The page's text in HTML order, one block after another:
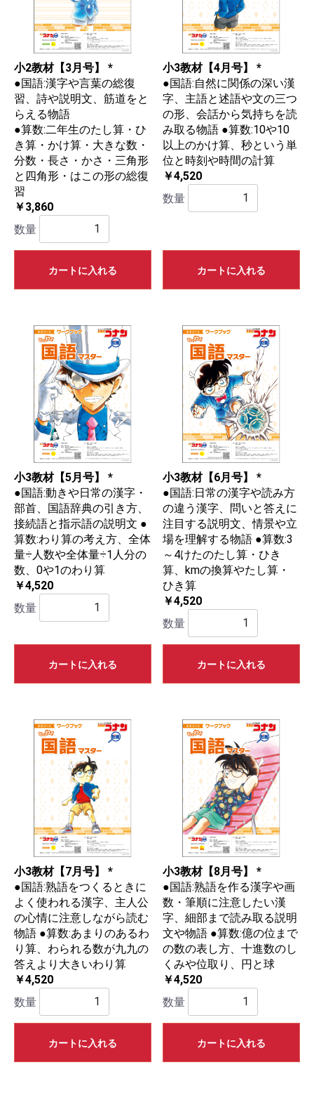
小2教材【3月号】 *
●国語:漢字や言葉の総復
習、詩や説明文、筋道をと
らえる物語
●算数:二年生のたし算・ひ
き算・かけ算・大きな数・
分数・長さ・かさ・三角形
と四角形・はこの形の総復
習
￥3,860
数量
カートに入れる
小3教材【4月号】 *
●国語:自然に関係の深い漢
字、主語と述語や文の三つ
の形、会話から気持ちを読
み取る物語 ●算数:10や10
以上のかけ算、秒という単
位と時刻や時間の計算
￥4,520
数量
カートに入れる
小3教材【5月号】 *
●国語:動きや日常の漢字・
部首、国語辞典の引き方、
接続語と指示語の説明文 ●
算数:わり算の考え方、全体
量÷人数や全体量÷1人分の
数、0や1のわり算
￥4,520
数量
カートに入れる
小3教材【6月号】 *
●国語:日常の漢字や読み方
の違う漢字、問いと答えに
注目する説明文、情景や立
場を理解する物語 ●算数:3
～4けたのたし算・ひき
算、kmの換算やたし算・
ひき算
￥4,520
数量
カートに入れる
小3教材【7月号】 *
●国語:熟語をつくるときに
よく使われる漢字、主人公
の心情に注意しながら読む
物語 ●算数:あまりのあるわ
り算、わられる数が九九の
答えより大きいわり算
￥4,520
数量
カートに入れる
小3教材【8月号】 *
●国語:熟語を作る漢字や画
数・筆順に注意したい漢
字、細部まで読み取る説明
文や物語 ●算数:億の位まで
の数の表し方、十進数のし
くみや位取り、円と球
￥4,520
数量
カートに入れる